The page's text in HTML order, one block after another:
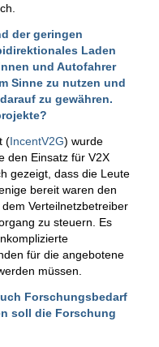
der geringen
Laden
und Autofahrer
Sinne zu nutzen und
zu gewähren.
(IncentV2G) wurde
den Einsatz für V2X
gezeigt, dass die Leute
bereit waren den
Verteilnetzbetreiber
zu steuern. Es
für die angebotene
müssen.
Forschungsbedarf
soll die Forschung